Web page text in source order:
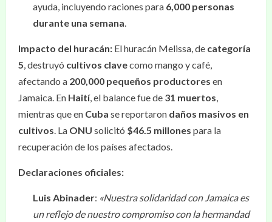
ayuda, incluyendo raciones para 6,000 personas
durante una semana.
Impacto del huracán: El huracán Melissa, de categoría
5, destruyó cultivos clavecomo mango y café,
afectando a 200,000 pequeños productores en
Jamaica. En Haití, el balance fue de 31 muertos,
mientras que en Cuba se reportaron daños masivos en
cultivos. La ONU solicitó $46.5 millones para la
recuperación de los países afectados.
Declaraciones oficiales:
Luis Abinader: «Nuestra solidaridad con Jamaica es
un reflejo de nuestro compromiso con la hermandad